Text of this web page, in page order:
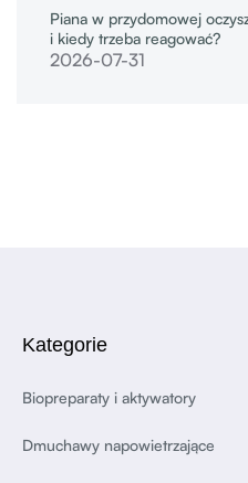
Piana w przydomowej
i kiedy trzeba reagować?
2026-07-31
Kategorie
Biopreparaty i aktywatory
Dmuchawy napowietrzające